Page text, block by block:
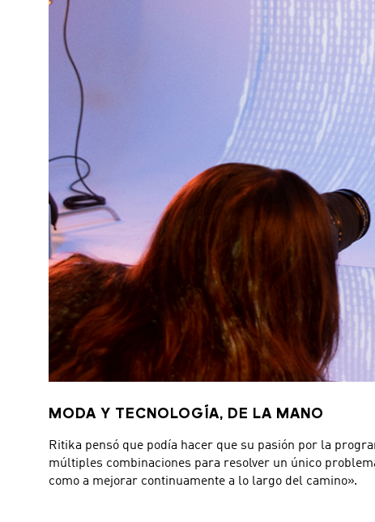
MODA Y TECNOLOGÍA, DE LA MANO
Ritika pensó que podía hacer que su pasión por la
múltiples combinaciones para resolver un único
como a mejorar continuamente a lo largo del camino».